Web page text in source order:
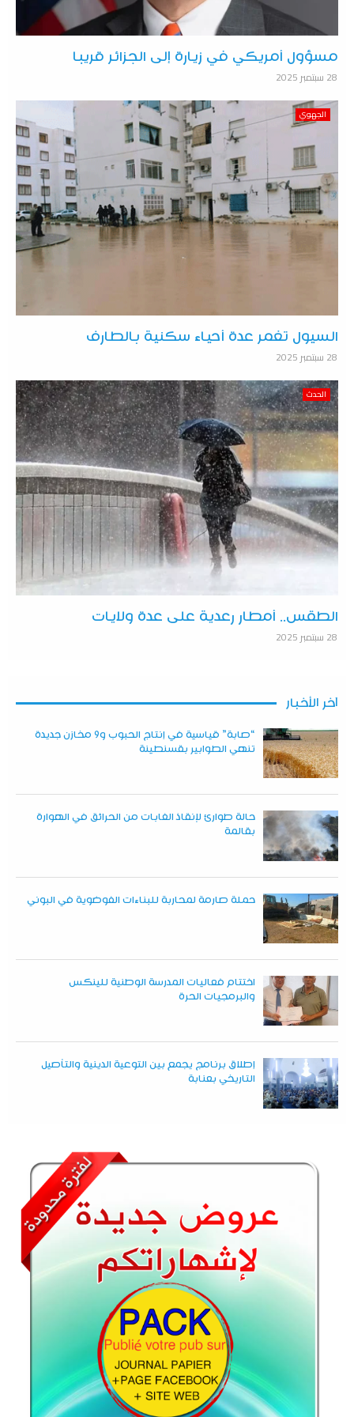
مسؤول أمريكي في زيارة إلى الجزائر قريبا
28 سبتمبر 2025
الجهوي
السيول تغمر عدة أحياء سكنية بالطارف
28 سبتمبر 2025
الحدث
الطقس.. أمطار رعدية على عدة ولايات
28 سبتمبر 2025
آخر الأخبار
“صابة” قياسية في إنتاج الحبوب و9 مخازن جديدة
تنهي الطوابير بقسنطينة
حالة طوارئ لإنقاذ الغابات من الحرائق في الهوارة
بقالمة
حملة صارمة لمحاربة للبناءات الفوضوية في البوني
اختتام فعاليات المدرسة الوطنية للينكس
والبرمجيات الحرة
إطلاق برنامج يجمع بين التوعية الدينية والتأصيل
التاريخي بعنابة